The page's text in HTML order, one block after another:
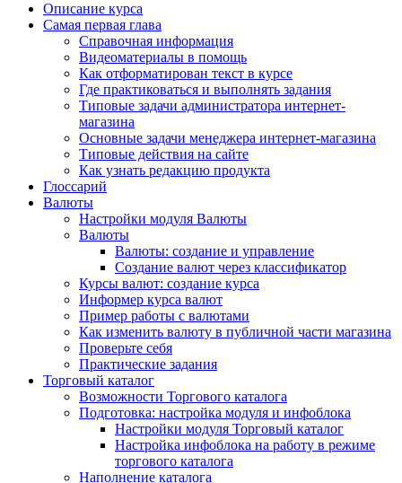
Описание курса
Самая первая глава
Справочная информация
Видеоматериалы в помощь
Как отформатирован текст в курсе
Где практиковаться и выполнять задания
Типовые задачи администратора интернет-
магазина
Основные задачи менеджера интернет-магазина
Типовые действия на сайте
Как узнать редакцию продукта
Глоссарий
Валюты
Настройки модуля Валюты
Валюты
Валюты: создание и управление
Создание валют через классификатор
Курсы валют: создание курса
Информер курса валют
Пример работы с валютами
Как изменить валюту в публичной части магазина
Проверьте себя
Практические задания
Торговый каталог
Возможности Торгового каталога
Подготовка: настройка модуля и инфоблока
Настройки модуля Торговый каталог
Настройка инфоблока на работу в режиме
торгового каталога
Наполнение каталога